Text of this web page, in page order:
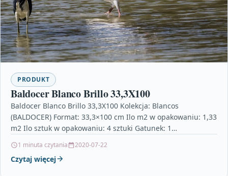
PRODUKT
Baldocer Blanco Brillo 33,3X100
Baldocer Blanco Brillo 33,3X100 Kolekcja: Blancos
(BALDOCER) Format: 33,3×100 cm Ilo m2 w opakowaniu: 1,33
m2 Ilo sztuk w opakowaniu: 4 sztuki Gatunek: 1…
1 minuta czytania 2020-07-22
Czytaj więcej